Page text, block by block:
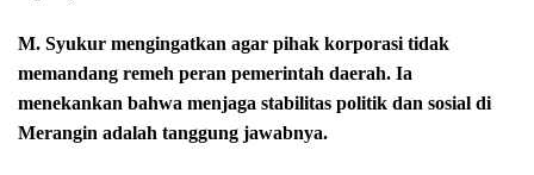
M. Syukur mengingatkan agar pihak korporasi tidak
memandang remeh peran pemerintah daerah. Ia
menekankan bahwa menjaga stabilitas politik dan sosial di
Merangin adalah tanggung jawabnya.